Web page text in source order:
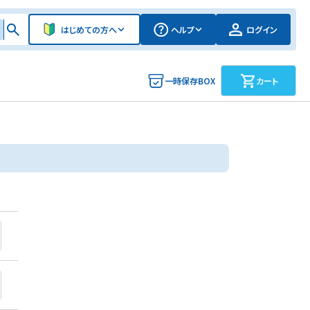
はじめての方へ ヘルプ ログイン
一時保存BOX カート